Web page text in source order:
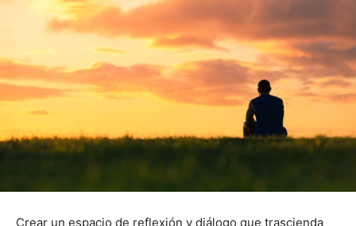
Crear un espacio de reflexión y diálogo que trascienda